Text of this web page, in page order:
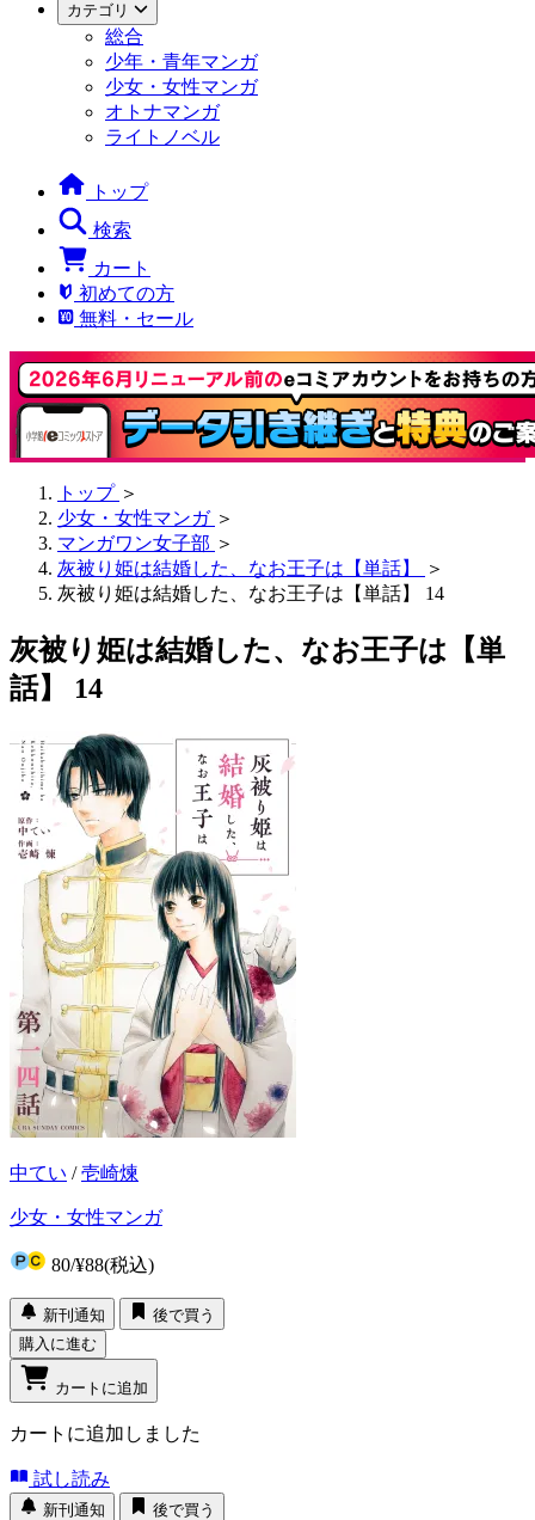
カテゴリ
総合
少年・青年マンガ
少女・女性マンガ
オトナマンガ
ライトノベル
トップ
検索
カート
初めての方
無料・セール
トップ ＞
少女・女性マンガ ＞
マンガワン女子部 ＞
灰被り姫は結婚した、なお王子は【単話】
＞
灰被り姫は結婚した、なお王子は【単話】 14
灰被り姫は結婚した、なお王子は【単
話】 14
中てい /壱崎煉
少女・女性マンガ
80/¥88(税込)
新刊通知
後で買う
購入に進む
カートに追加
カートに追加しました
試し読み
新刊通知 後で買う